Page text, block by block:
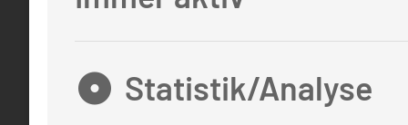
Cookie-Einstellungen
Statistik/Analyse